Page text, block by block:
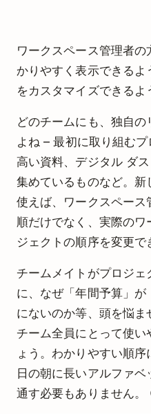
ワークスペース管理者
かりやすく表示できる
をカスタマイズできる
どのチームにも、独自
よね – 最初に取り組む
高い資料、デジタル ダ
集めているものなど。
使えば、ワークスペース
順だけでなく、実際のワ
ジェクトの順序を変更で
チームメイトがプロジェ
に、なぜ「年間予算」
にないのか等、頭を悩ま
チーム全員にとって使
ょう。わかりやすい順
日の朝に長いアルファ
通す必要もありません。